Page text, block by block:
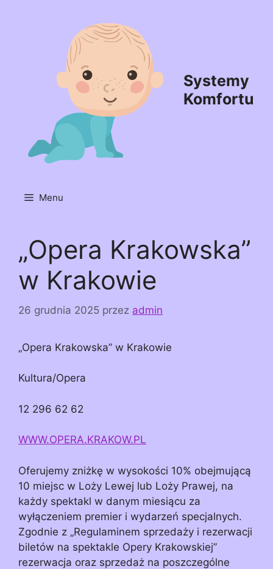
Systemy
Komfortu
Menu
„Opera Krakowska”
w Krakowie
26 grudnia 2025 przez admin
„Opera Krakowska” w Krakowie
Kultura/Opera
12 296 62 62
WWW.OPERA.KRAKOW.PL
Oferujemy zniżkę w wysokości 10% obejmującą
10 miejsc w Loży Lewej lub Loży Prawej, na
każdy spektakl w danym miesiącu za
wyłączeniem premier i wydarzeń specjalnych.
Zgodnie z „Regulaminem sprzedaży i rezerwacji
biletów na spektakle Opery Krakowskiej”
rezerwacja oraz sprzedaż na poszczególne